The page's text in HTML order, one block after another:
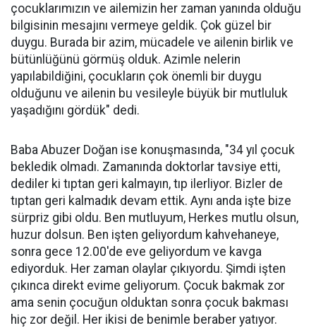
çocuklarımızın ve ailemizin her zaman yanında olduğu
bilgisinin mesajını vermeye geldik. Çok güzel bir
duygu. Burada bir azim, mücadele ve ailenin birlik ve
bütünlüğünü görmüş olduk. Azimle nelerin
yapılabildiğini, çocukların çok önemli bir duygu
olduğunu ve ailenin bu vesileyle büyük bir mutluluk
yaşadığını gördük" dedi.
Baba Abuzer Doğan ise konuşmasında, "34 yıl çocuk
bekledik olmadı. Zamanında doktorlar tavsiye etti,
dediler ki tıptan geri kalmayın, tıp ilerliyor. Bizler de
tıptan geri kalmadık devam ettik. Aynı anda işte bize
sürpriz gibi oldu. Ben mutluyum, Herkes mutlu olsun,
huzur dolsun. Ben işten geliyordum kahvehaneye,
sonra gece 12.00'de eve geliyordum ve kavga
ediyorduk. Her zaman olaylar çıkıyordu. Şimdi işten
çıkınca direkt evime geliyorum. Çocuk bakmak zor
ama senin çocuğun olduktan sonra çocuk bakması
hiç zor değil. Her ikisi de benimle beraber yatıyor.